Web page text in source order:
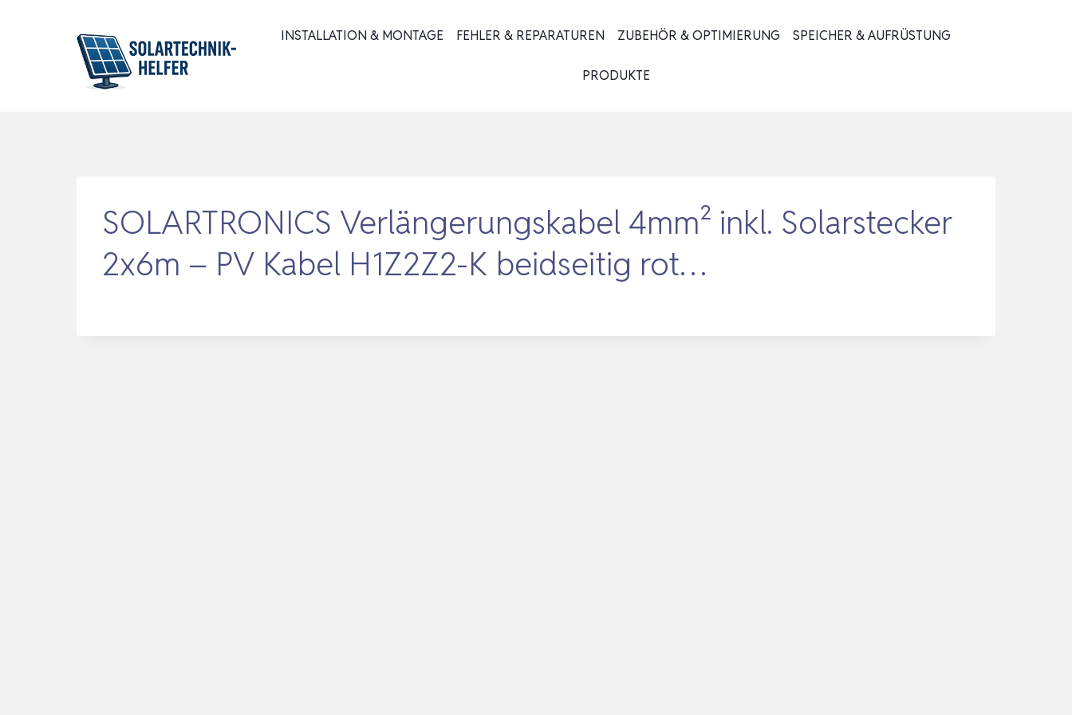
INSTALLATION & MONTAGE FEHLER & REPARATUREN ZUBEHÖR & OPTIMIERUNG SPEICHER & AUFRÜSTUNG
PRODUKTE
SOLARTRONICS Verlängerungskabel 4mm² inkl. Solarstecker
2x6m – PV Kabel H1Z2Z2-K beidseitig rot…